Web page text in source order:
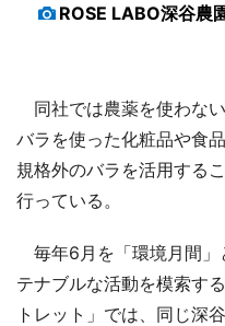
ROSE LABO深谷農
同社では農薬を使わな
バラを使った化粧品や食
規格外のバラを活用する
行っている。
毎年6月を「環境月間」
テナブルな活動を模索す
トレット」では、同じ深